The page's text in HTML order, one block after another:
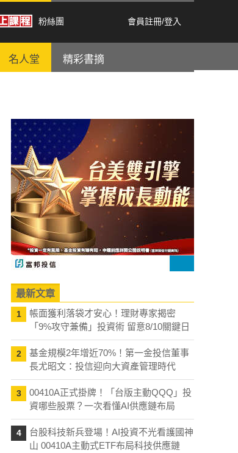
粉絲團 會員註冊/登入
名人堂 精彩書摘
最新文章
1
帳面獲利落袋才安心！理財專家揭密
「9%攻守兼備」投資術 留意8/10關鍵日
2
基金規模2年增近70%！第一金投信董事
長尤昭文：投信迎向大資產管理時代
3
00410A正式掛牌！「台版主動QQQ」投
資哪些股票？一次看懂AI供應鏈布局
4
台股科技新兵登場！AI投資不光看護國神
山 00410A主動式ETF布局科技供應鏈